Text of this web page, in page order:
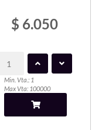
$ 6.050
Min. Vta.: 1
Max Vta: 100000